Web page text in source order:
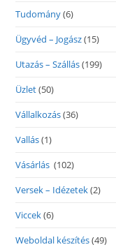
Tudomány(6)
Ügyvéd – Jogász(15)
Utazás – Szállás(199)
Üzlet(50)
Vállalkozás(36)
Vallás(1)
Vásárlás (102)
Versek – Idézetek(2)
Viccek(6)
Weboldal készítés(49)